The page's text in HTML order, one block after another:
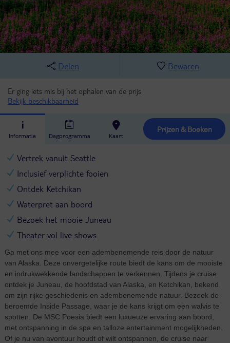
Delen Bewaren
Er ging iets mis bij het ophalen van de prijs
Bekijk beschikbaarheid
Informatie Dagprogramma Kaart
Prijzen & Boeken
Vertrek vanuit Seattle
Inclusief verplichte fooien
Ontdek Ketchikan
Waterpret aan boord
Bezoek het mooie Juneau
Theater vol live shows
Ga met ons mee voor een adembenemende reis door de natuur
van Alaska. Deze onvergetelijke route biedt de kans om de mooiste
en indrukwekkende landschappen te verkennen. Tijdens je cruise
ontdek je Juneau, de hoofdstad van Alaska, en Ketchikan, bekend
om zijn rijke geschiedenis en adembenemende natuur. Bezoek de
beroemde Inside Passage, waar je de kans krijgt om een walvis te
spotten. De MSC Poesia biedt een luxueuze ervaring aan boord,
met ontspanning in de spa en talloze entertainment mogelijkheden.
Of je nu van avontuur houdt of wilt ontspannen, de cruise naar